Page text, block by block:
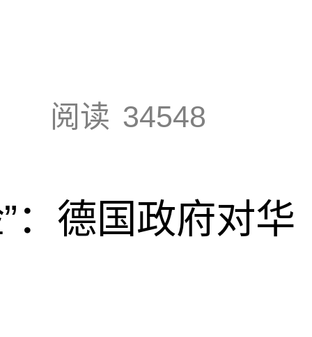
阅读 34548
：德国政府对华